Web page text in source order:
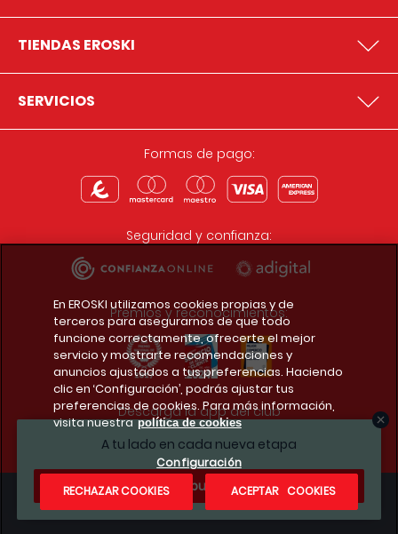
A tu lado en cada nueva etapa
¿Te apuntas?
TIENDAS EROSKI
SERVICIOS
Formas de pago:
Seguridad y confianza:
Premios y reconocimientos:
Descarga la app del club
Condiciones legales
En EROSKI utilizamos cookies propias y de
terceros para asegurarnos de que todo
funcione correctamente, ofrecerte el mejor
servicio y mostrarte recomendaciones y
anuncios ajustados a tus preferencias. Haciendo
clic en ‘Configuración’, podrás ajustar tus
preferencias de cookies. Para más información,
visita nuestra política de cookies
Configuración
RECHAZAR COOKIES
ACEPTAR COOKIES